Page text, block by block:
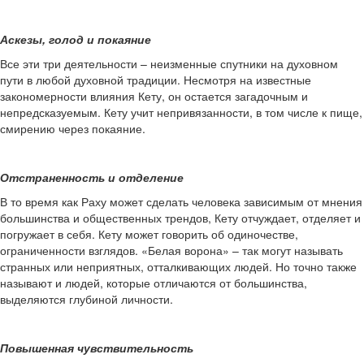
Аскезы, голод и покаяние
Все эти три деятельности – неизменные спутники на духовном
пути в любой духовной традиции. Несмотря на известные
закономерности влияния Кету, он остается загадочным и
непредсказуемым. Кету учит непривязанности, в том числе к пище,
смирению через покаяние.
Отстраненность и отделение
В то время как Раху может сделать человека зависимым от мнения
большинства и общественных трендов, Кету отчуждает, отделяет и
погружает в себя. Кету может говорить об одиночестве,
ограниченности взглядов. «Белая ворона» – так могут называть
странных или неприятных, отталкивающих людей. Но точно также
называют и людей, которые отличаются от большинства,
выделяются глубиной личности.
Повышенная чувствительность